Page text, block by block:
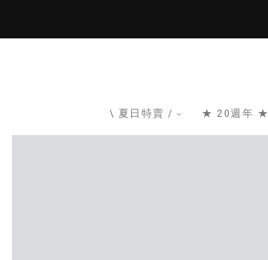
\ 夏日特賣 / ★ 20週年 ★